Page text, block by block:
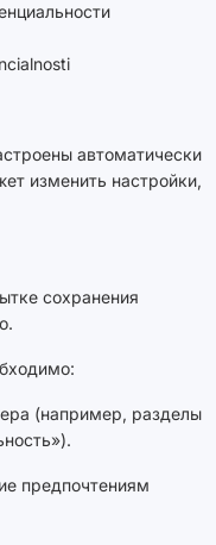
автоматически
изменить настройки,
сохранения
(например, разделы
предпочтениям